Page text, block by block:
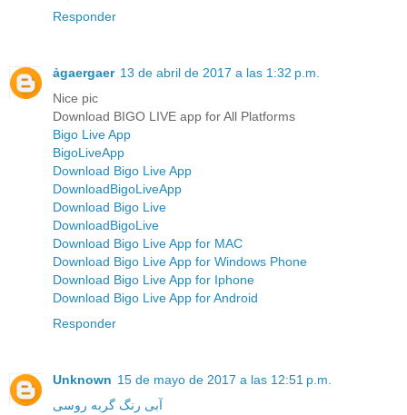
Responder
ảgaergaer 13 de abril de 2017 a las 1:32 p.m.
Nice pic
Download BIGO LIVE app for All Platforms
Bigo Live App
BigoLiveApp
Download Bigo Live App
DownloadBigoLiveApp
Download Bigo Live
DownloadBigoLive
Download Bigo Live App for MAC
Download Bigo Live App for Windows Phone
Download Bigo Live App for Iphone
Download Bigo Live App for Android
Responder
Unknown 15 de mayo de 2017 a las 12:51 p.m.
آبی رنگ گربه روسی